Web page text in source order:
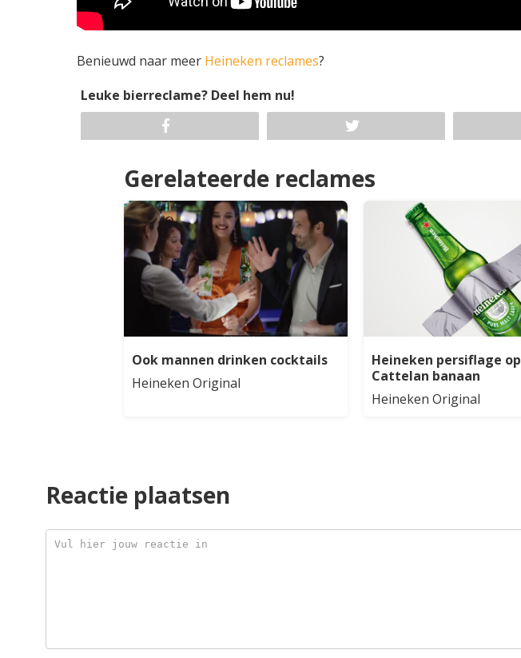
Benieuwd naar meer Heineken reclames?
Leuke bierreclame? Deel hem nu!
Gerelateerde reclames
Ook mannen drinken cocktails
Heineken Original
Heineken persiflage op
Cattelan banaan
Heineken Original
Reactie plaatsen